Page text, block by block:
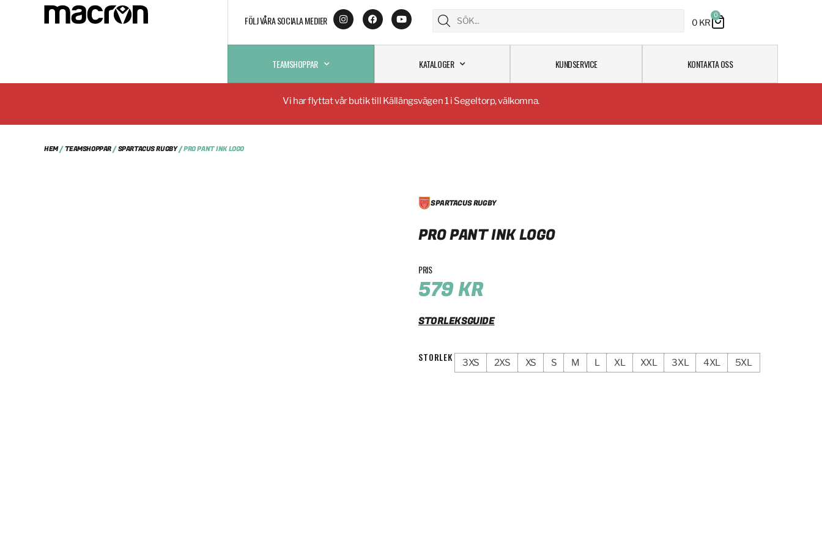
FÖLJ VÅRA SOCIALA MEDIER 0 KR
0
TEAMSHOPPAR KATALOGER KUNDSERVICE KONTAKTA OSS
Vi har flyttat vår butik till Källängsvägen 1 i Segeltorp, välkomna.
HEM/TEAMSHOPPAR/SPARTACUS RUGBY/ PRO PANT INK LOGO
SPARTACUS RUGBY
PRO PANT INK LOGO
579KR
STORLEKSGUIDE
STORLEK 3XS 2XS XS S M L XL XXL 3XL 4XL 5XL